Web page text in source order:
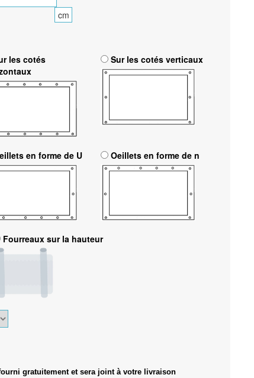
cm
les cotés
Sur les cotés verticaux
en forme de U Oeillets en forme de n
Fourreaux sur la hauteur
gratuitement et sera joint à votre livraison